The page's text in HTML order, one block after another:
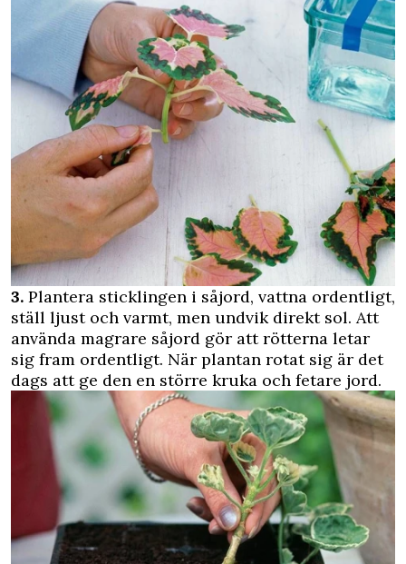
3. Plantera sticklingen i såjord, vattna ordentligt,
ställ ljust och varmt, men undvik direkt sol. Att
använda magrare såjord gör att rötterna letar
sig fram ordentligt. När plantan rotat sig är det
dags att ge den en större kruka och fetare jord.